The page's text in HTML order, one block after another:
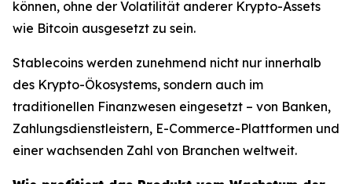
können, ohne der Volatilität anderer Krypto-Assets
wie Bitcoin ausgesetzt zu sein.
Stablecoins werden zunehmend nicht nur innerhalb
des Krypto-Ökosystems, sondern auch im
traditionellen Finanzwesen eingesetzt – von Banken,
Zahlungsdienstleistern, E-Commerce-Plattformen und
einer wachsenden Zahl von Branchen weltweit.